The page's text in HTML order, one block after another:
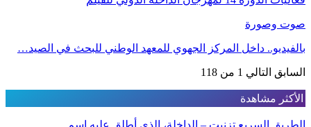
صوت وصورة
بالفيديو.. داخل المركز الجهوي للمعهد الوطني للبحث في الصيد…
السابق التالي 1 من 118
الأكثر مشاهدة
الطريق السريع تزنيت – الداخلة، الذي أطلق عليه إسم…